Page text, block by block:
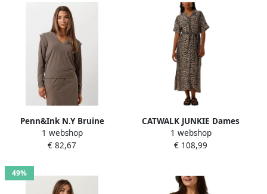
Penn&Ink N.Y Bruine
Longsleeve Top voor
Vrouwen Brown Dames
1 webshop
€ 82,67
CATWALK JUNKIE Dames
Jurken Resort Collar Shirt
Dress Bruin
1 webshop
€ 108,99
49%